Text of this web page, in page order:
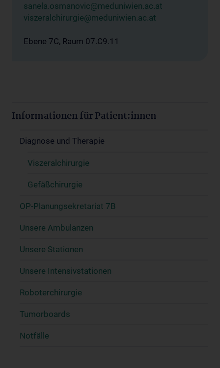
sanela.osmanovic@meduniwien.ac.at
viszeralchirurgie@meduniwien.ac.at
Ebene 7C, Raum 07.C9.11
Informationen für Patient:innen
Diagnose und Therapie
Viszeralchirurgie
Gefäßchirurgie
OP-Planungsekretariat 7B
Unsere Ambulanzen
Unsere Stationen
Unsere Intensivstationen
Roboterchirurgie
Tumorboards
Notfälle